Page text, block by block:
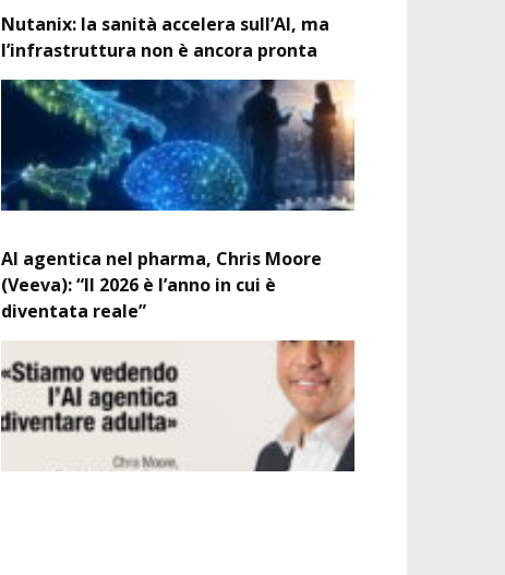
Nutanix: la sanità accelera sull’AI, ma
l’infrastruttura non è ancora pronta
AI agentica nel pharma, Chris Moore
(Veeva): “Il 2026 è l’anno in cui è
diventata reale”